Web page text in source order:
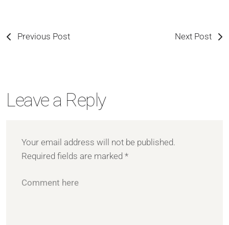
Previous Post Next Post
Leave a Reply
Your email address will not be published.
Required fields are marked *